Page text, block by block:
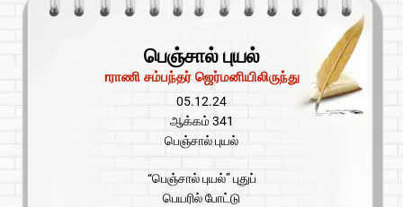
பெஞ்சால் புயல்
rராணி சம்பந்தர் ஜெர்மனியிலிருந்து
05.12.24
ஆக்கம் 341
பெஞ்சால் புயல்
“பெஞ்சால் புயல்” புதுப்
பெயரில் போட்டு